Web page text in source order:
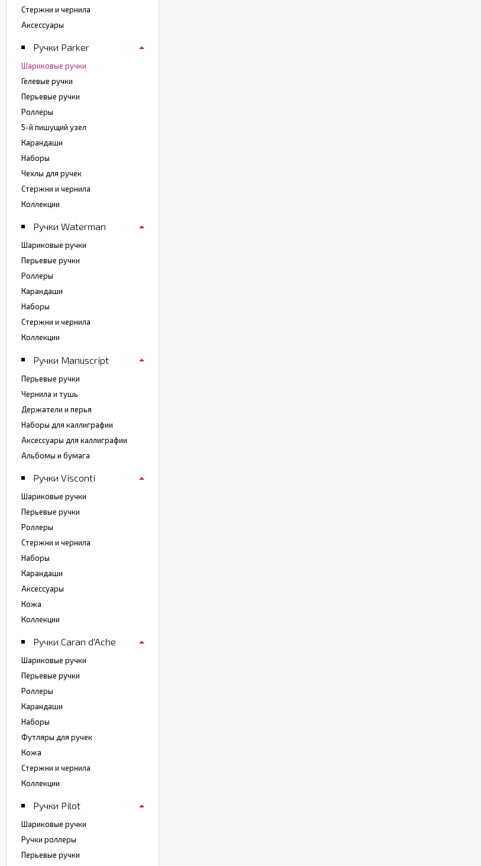
Стержни и чернила
Аксессуары
Ручки Parker
Шариковые ручки
Гелевые ручки
Перьевые ручки
Роллеры
5-й пишущий узел
Карандаши
Наборы
Чехлы для ручек
Стержни и чернила
Коллекции
Ручки Waterman
Шариковые ручки
Перьевые ручки
Роллеры
Карандаши
Наборы
Стержни и чернила
Коллекции
Ручки Manuscript
Перьевые ручки
Чернила и тушь
Держатели и перья
Наборы для каллиграфии
Аксессуары для каллиграфии
Альбомы и бумага
Ручки Visconti
Шариковые ручки
Перьевые ручки
Роллеры
Стержни и чернила
Наборы
Карандаши
Аксессуары
Кожа
Коллекции
Ручки Caran d'Ache
Шариковые ручки
Перьевые ручки
Роллеры
Карандаши
Наборы
Футляры для ручек
Кожа
Стержни и чернила
Коллекции
Ручки Pilot
Шариковые ручки
Ручки роллеры
Перьевые ручки